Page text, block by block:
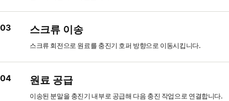
03 스크류 이송
스크류 회전으로 원료를 충진기 호퍼 방향으로 이동시킵니다.
04 원료 공급
이송된 분말을 충진기 내부로 공급해 다음 충진 작업으로 연결합니다.